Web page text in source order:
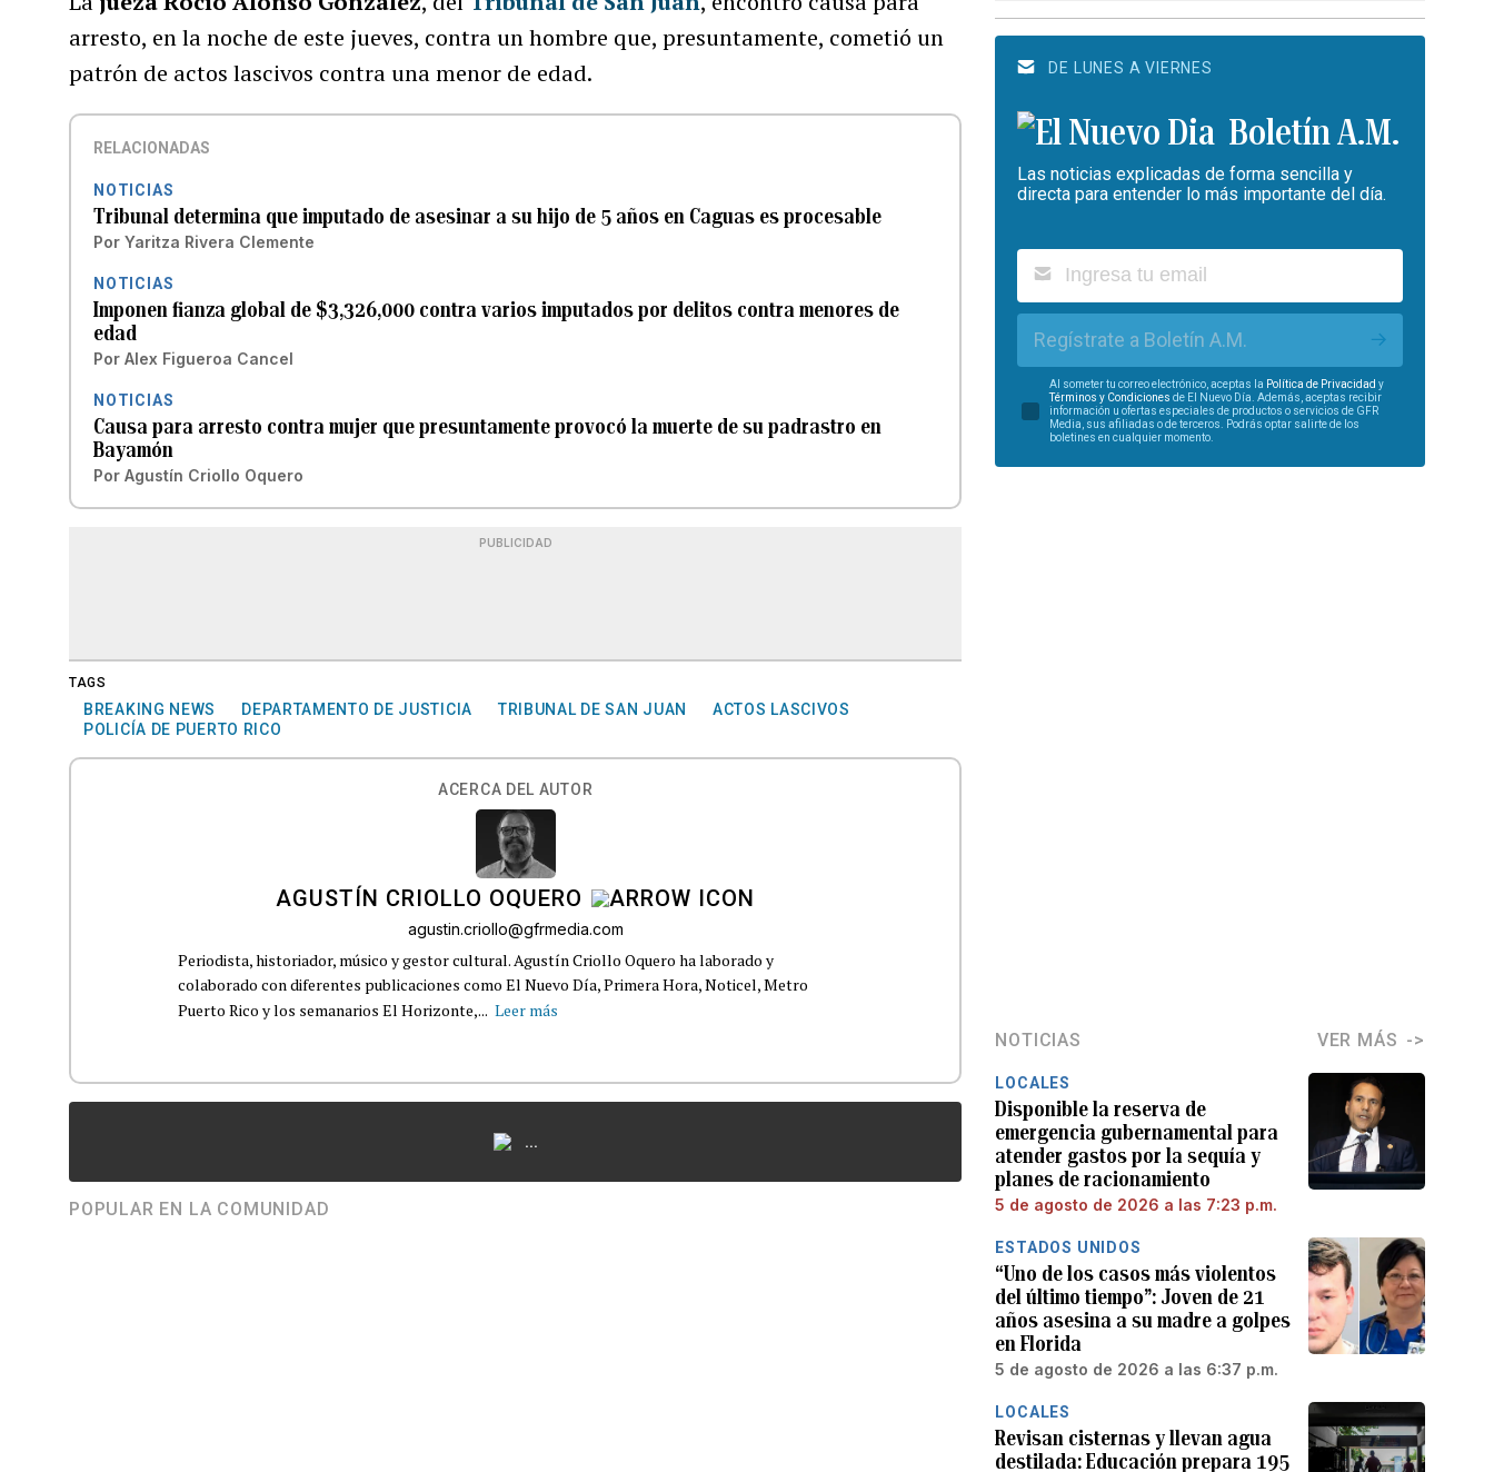
arresto, en la noche de este jueves, contra un hombre que, presuntamente, cometió un
patrón de actos lascivos contra una menor de edad.
RELACIONADAS
NOTICIAS
Tribunal determina que imputado de asesinar a su hijo de 5 años en Caguas es procesable
Por Yaritza Rivera Clemente
NOTICIAS
Imponen fianza global de $3,326,000 contra varios imputados por delitos contra menores de
edad
Por Alex Figueroa Cancel
NOTICIAS
Causa para arresto contra mujer que presuntamente provocó la muerte de su padrastro en
Bayamón
Por Agustín Criollo Oquero
PUBLICIDAD
TAGS
BREAKING NEWS DEPARTAMENTO DE JUSTICIA TRIBUNAL DE SAN JUAN
ACTOS LASCIVOS
POLICÍA DE PUERTO RICO
ACERCA DEL AUTOR
AGUSTÍN CRIOLLO OQUERO
agustin.criollo@gfrmedia.com
Periodista, historiador, músico y gestor cultural. Agustín Criollo Oquero ha laborado y
colaborado con diferentes publicaciones como El Nuevo Día, Primera Hora, Noticel, Metro
Puerto Rico y los semanarios El Horizonte,... Leer más
...
POPULAR EN LA COMUNIDAD
DE LUNES A VIERNES
Boletín A.M.
Las noticias explicadas de forma sencilla y
directa para entender lo más importante del día.
Regístrate a Boletín A.M.
Al someter tu correo electrónico, aceptas la Política de Privacidad y
Términos y Condiciones de El Nuevo Día. Además, aceptas recibir
información u ofertas especiales de productos o servicios de GFR
Media, sus afiliadas o de terceros. Podrás optar salirte de los
boletines en cualquier momento.
NOTICIAS VER MÁS
LOCALES
Disponible la reserva de
emergencia gubernamental para
atender gastos por la sequía y
planes de racionamiento
5 de agosto de 2026 a las 7:23 p.m.
ESTADOS UNIDOS
“Uno de los casos más violentos
del último tiempo”: Joven de 21
años asesina a su madre a golpes
en Florida
5 de agosto de 2026 a las 6:37 p.m.
LOCALES
Revisan cisternas y llevan agua
destilada: Educación prepara 195